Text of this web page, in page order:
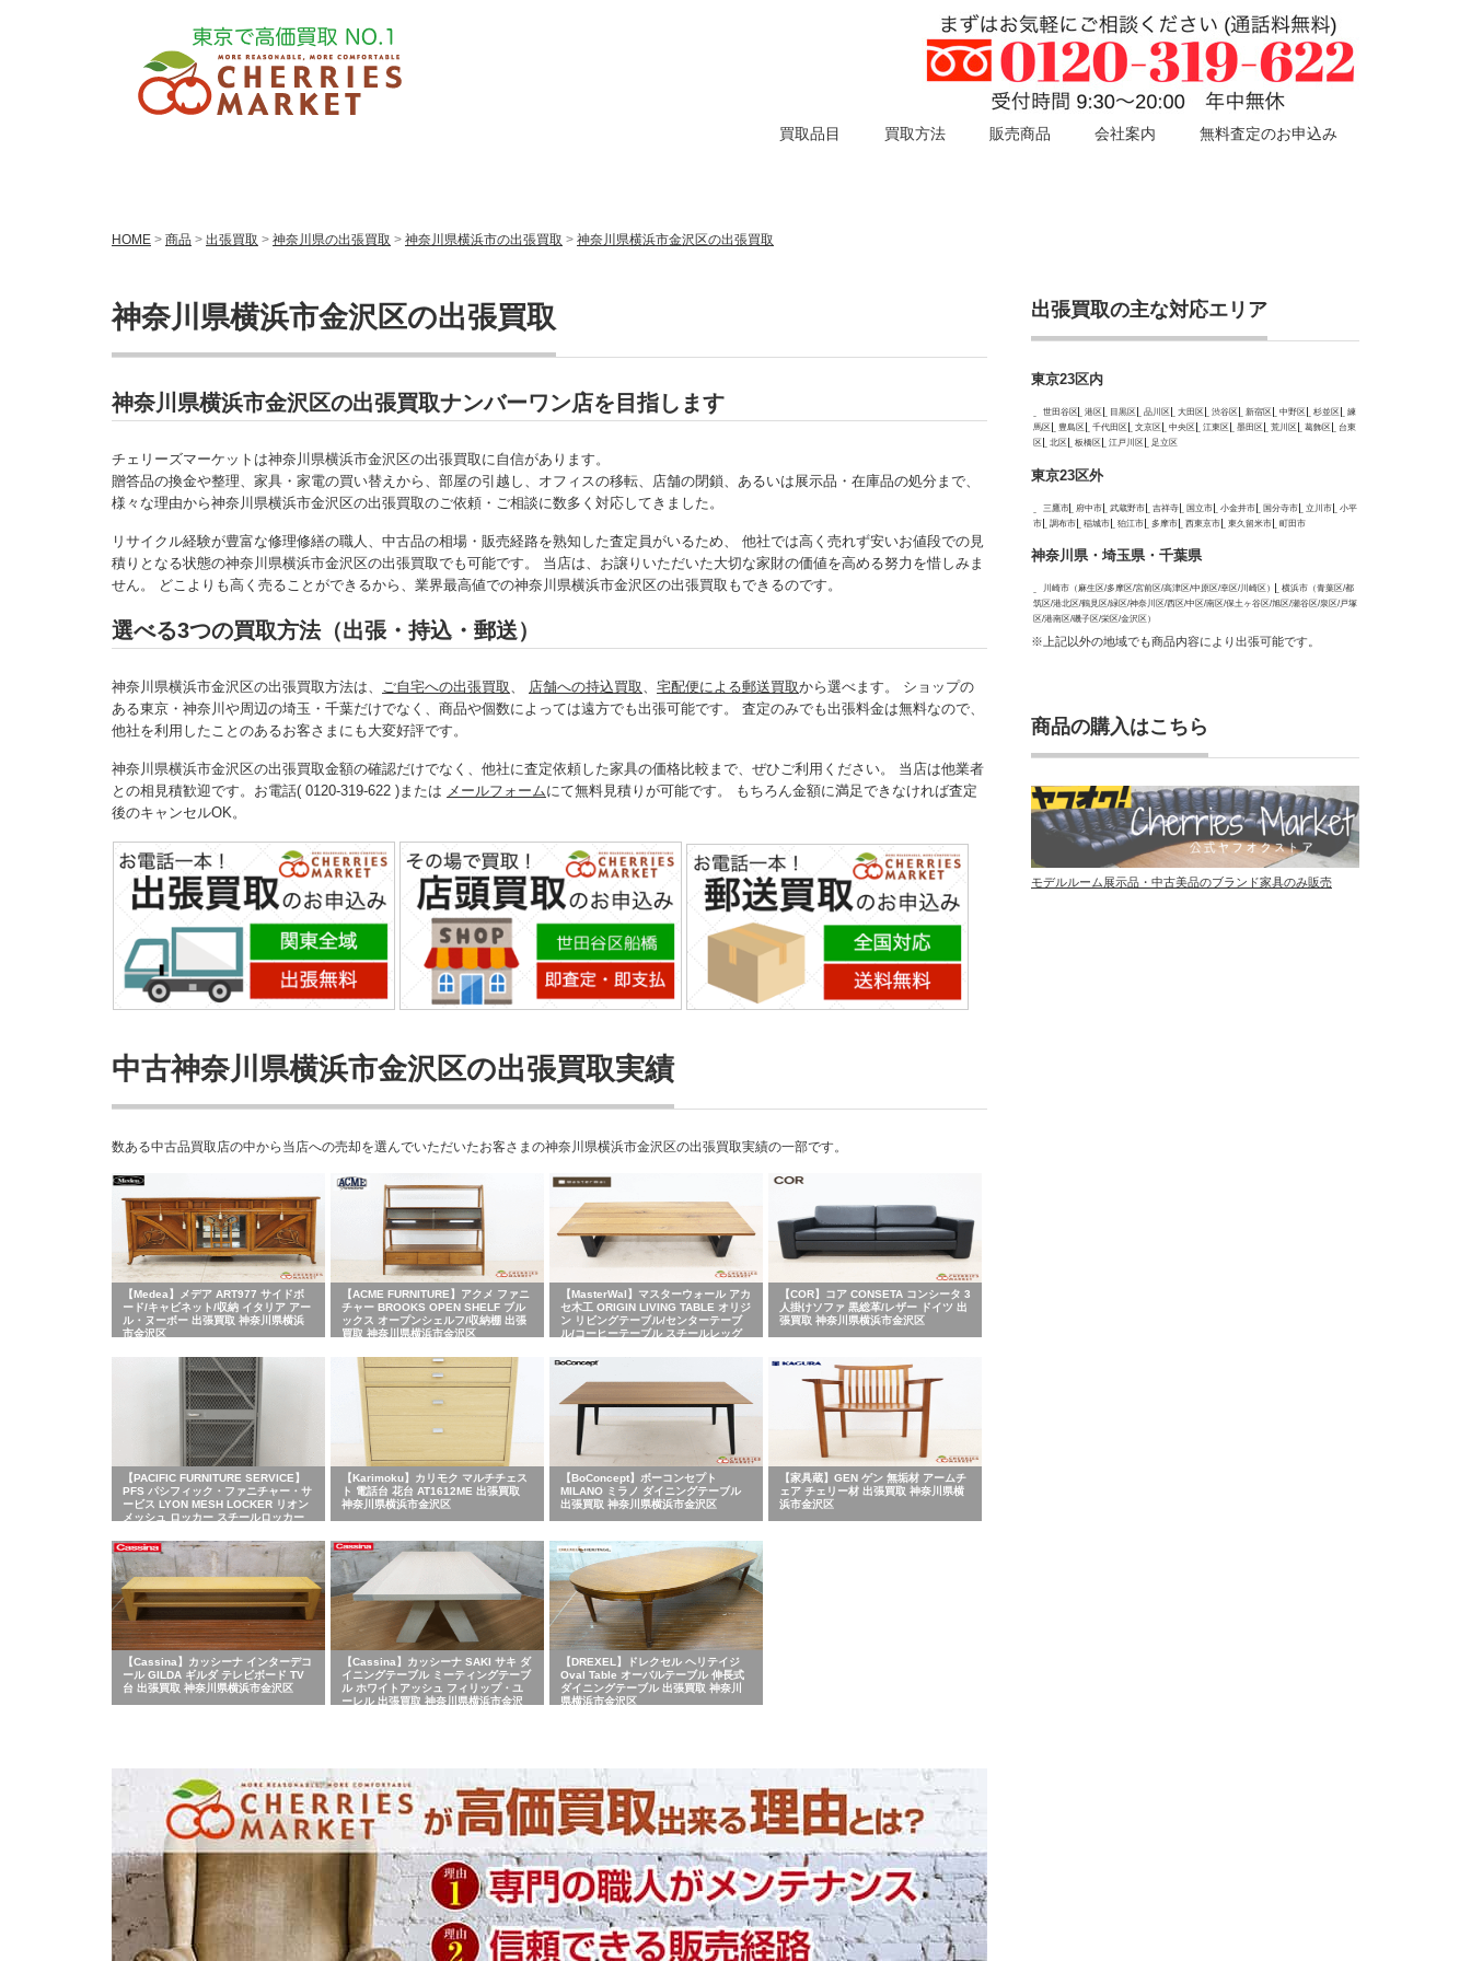
買取品目 買取方法 販売商品 会社案内 無料査定のお申込み
HOME > 商品 > 出張買取 > 神奈川県の出張買取 > 神奈川県横浜市の出張買取 > 神奈川県横浜市金沢区の出張買取
神奈川県横浜市金沢区の出張買取
神奈川県横浜市金沢区の出張買取ナンバーワン店を目指します
チェリーズマーケットは神奈川県横浜市金沢区の出張買取に自信があります。
贈答品の換金や整理、家具・家電の買い替えから、部屋の引越し、オフィスの移転、店舗の閉鎖、あるいは展示品・在庫品の処分まで、
様々な理由から神奈川県横浜市金沢区の出張買取のご依頼・ご相談に数多く対応してきました。
リサイクル経験が豊富な修理修繕の職人、中古品の相場・販売経路を熟知した査定員がいるため、 他社では高く売れず安いお値段での見
積りとなる状態の神奈川県横浜市金沢区の出張買取でも可能です。 当店は、お譲りいただいた大切な家財の価値を高める努力を惜しみま
せん。 どこよりも高く売ることができるから、業界最高値での神奈川県横浜市金沢区の出張買取もできるのです。
選べる3つの買取方法（出張・持込・郵送）
神奈川県横浜市金沢区の出張買取方法は、 ご自宅への出張買取 、 店舗への持込買取 、 宅配便による郵送買取から選べます。 ショップの
ある東京・神奈川や周辺の埼玉・千葉だけでなく、商品や個数によっては遠方でも出張可能です。 査定のみでも出張料金は無料なので、
他社を利用したことのあるお客さまにも大変好評です。
神奈川県横浜市金沢区の出張買取金額の確認だけでなく、他社に査定依頼した家具の価格比較まで、ぜひご利用ください。 当店は他業者
との相見積歓迎です。お電話( 0120-319-622 )または メールフォームにて無料見積りが可能です。 もちろん金額に満足できなければ査定
後のキャンセルOK。
中古神奈川県横浜市金沢区の出張買取実績
数ある中古品買取店の中から当店への売却を選んでいただいたお客さまの神奈川県横浜市金沢区の出張買取実績の一部です。
【Medea】メデア ART977 サイドボ
ード/キャビネット/収納 イタリア アー
ル・ヌーボー 出張買取 神奈川県横浜
市金沢区
【ACME FURNITURE】アクメ ファニ
チャー BROOKS OPEN SHELF ブル
ックス オープンシェルフ/収納棚 出張
買取 神奈川県横浜市金沢区
【MasterWal】マスターウォール アカ
セ木工 ORIGIN LIVING TABLE オリジ
ン リビングテーブル/センターテーブ
ル/コーヒーテーブル スチールレッグ
【COR】コア CONSETA コンシータ 3
人掛けソファ 黒総革/レザー ドイツ 出
張買取 神奈川県横浜市金沢区
【PACIFIC FURNITURE SERVICE】
PFS パシフィック・ファニチャー・サ
ービス LYON MESH LOCKER リオン
メッシュ ロッカー スチールロッカー
【Karimoku】カリモク マルチチェス
ト 電話台 花台 AT1612ME 出張買取
神奈川県横浜市金沢区
【BoConcept】ボーコンセプト
MILANO ミラノ ダイニングテーブル
出張買取 神奈川県横浜市金沢区
【家具蔵】GEN ゲン 無垢材 アームチ
ェア チェリー材 出張買取 神奈川県横
浜市金沢区
【Cassina】カッシーナ インターデコ
ール GILDA ギルダ テレビボード TV
台 出張買取 神奈川県横浜市金沢区
【Cassina】カッシーナ SAKI サキ ダ
イニングテーブル ミーティングテーブ
ル ホワイトアッシュ フィリップ・ユ
ーレル 出張買取 神奈川県横浜市金沢
【DREXEL】ドレクセル ヘリテイジ
Oval Table オーバルテーブル 伸長式
ダイニングテーブル 出張買取 神奈川
県横浜市金沢区
出張買取の主な対応エリア
東京23区内
世田谷区 港区 目黒区 品川区 大田区 渋谷区 新宿区 中野区 杉並区
練
馬区
豊島区 千代田区 文京区 中央区 江東区 墨田区 荒川区 葛飾区
台東
区
北区 板橋区 江戸川区 足立区
東京23区外
三鷹市 府中市 武蔵野市 吉祥寺 国立市 小金井市 国分寺市 立川市
小平
市
調布市 稲城市 狛江市 多摩市 西東京市 東久留米市 町田市
神奈川県・埼玉県・千葉県
川崎市（麻生区/多摩区/宮前区/高津区/中原区/幸区/川崎区）
横浜市（青葉区/都
筑区/港北区/鶴見区/緑区/神奈川区/西区/中区/南区/保土ヶ谷区/旭区/瀬谷区/泉区/戸塚
区/港南区/磯子区/栄区/金沢区）
※上記以外の地域でも商品内容により出張可能です。
商品の購入はこちら
モデルルーム展示品・中古美品のブランド家具のみ販売